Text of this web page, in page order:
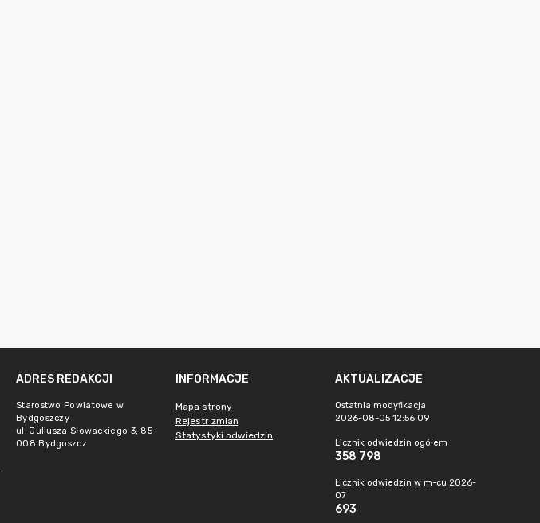
ADRES REDAKCJI
Starostwo Powiatowe w
Bydgoszczy
ul. Juliusza Słowackiego 3, 85-
008 Bydgoszcz
INFORMACJE
Mapa strony
Rejestr zmian
Statystyki odwiedzin
AKTUALIZACJE
Ostatnia modyfikacja
2026-08-05 12:56:09
Licznik odwiedzin ogółem
358 798
Licznik odwiedzin w m-cu 2026-
07
693